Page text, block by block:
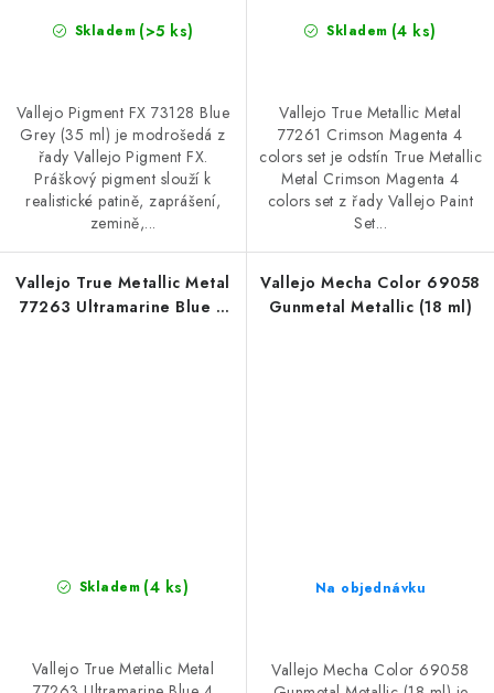
Skladem (>5 ks)
Vallejo Pigment FX 73128 Blue
Grey (35 ml) je modrošedá z
řady Vallejo Pigment FX.
Práškový pigment slouží k
realistické patině, zaprášení,
zemině,...
Skladem (4 ks)
Vallejo True Metallic Metal
77261 Crimson Magenta 4
colors set je odstín True Metallic
Metal Crimson Magenta 4
colors set z řady Vallejo Paint
Set...
Vallejo True Metallic Metal
77263 Ultramarine Blue 4
Skladem (4 ks)
Vallejo True Metallic Metal
Vallejo Mecha Color 69058
Gunmetal Metallic (18 ml)
Na objednávku
Vallejo Mecha Color 69058